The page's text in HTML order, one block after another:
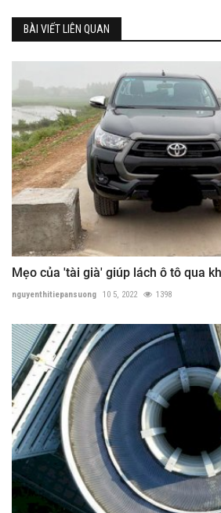
BÀI VIẾT LIÊN QUAN
Mẹo của 'tài già' giúp lách ô tô qua
nguyenthitiepansuong 10 5, 2022 1398